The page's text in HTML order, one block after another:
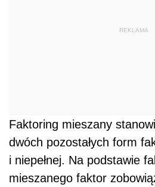
REKLAMA
Faktoring mieszany
dwóch pozostałych form
i niepełnej. Na podstawie
mieszanego faktor